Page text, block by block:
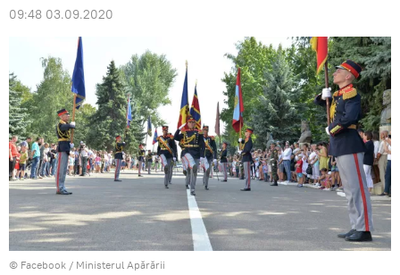
09:48 03.09.2020
© Facebook / Ministerul Apărării